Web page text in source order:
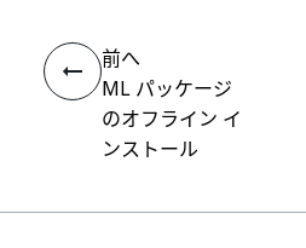
前へ
ML パッケージ
のオフライン イ
ンストール